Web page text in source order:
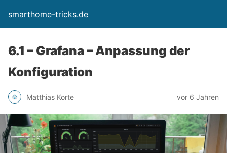
smarthome-tricks.de
6.1 – Grafana – Anpassung der
Konfiguration
Matthias Korte vor 6 Jahren